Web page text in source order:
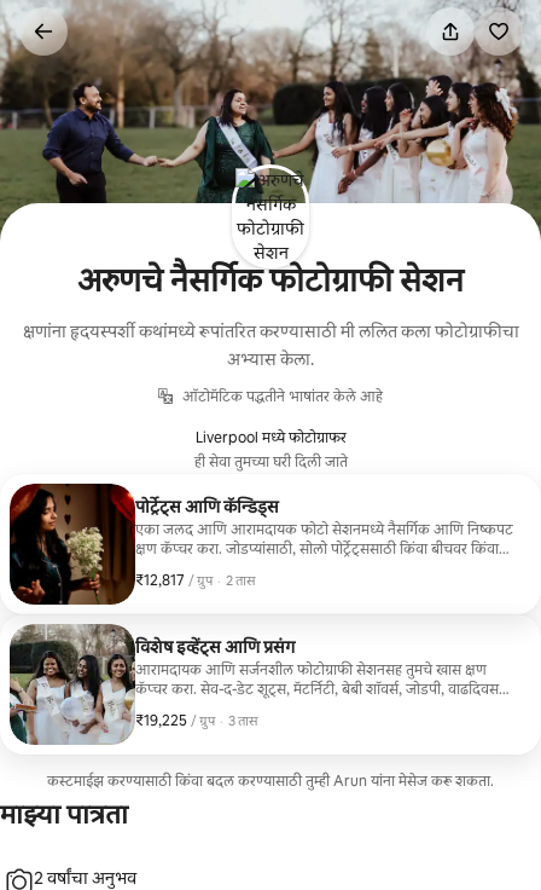
कंटेंटवर
जा
अरुणचे नैसर्गिक फोटोग्राफी सेशन
क्षणांना हृदयस्पर्शी कथांमध्ये रूपांतरित करण्यासाठी मी ललित कला फोटोग्राफीचा
अभ्यास केला.
ऑटोमॅटिक पद्धतीने भाषांतर केले आहे
Liverpool मध्ये फोटोग्राफर
ही सेवा तुमच्या घरी दिली जाते
पोर्ट्रेट्स आणि कॅन्डिड्स
एका जलद आणि आरामदायक फोटो सेशनमध्ये नैसर्गिक आणि निष्कपट
क्षण कॅप्चर करा. जोडप्यांसाठी, सोलो पोर्ट्रेट्ससाठी किंवा बीचवर किंवा
मार्गदर्शन केलेले पोजेस, सर्जनशील रचना आणि सौम्य सिनेमॅटिक फील
आठवणींसाठी आदर्श.
₹12,817 / ग्रुप
₹12,817, प्रति ग्रुप
, · 2 तास
विशेष इव्हेंट्स आणि प्रसंग
आरामदायक आणि सर्जनशील फोटोग्राफी सेशनसह तुमचे खास क्षण
कॅप्चर करा. सेव-द-डेट शूट्स, मॅटर्निटी, बेबी शॉवर्स, जोडपी, वाढदिवस
जपण्यासाठी नैसर्गिक कॅंडिड शॉट्स, गाईडेड पोझेस आणि सॉफ्ट
₹19,225 / ग्रुप
₹19,225, प्रति ग्रुप
, · 3 तास
कस्टमाईझ करण्यासाठी किंवा बदल करण्यासाठी तुम्ही Arun यांना मेसेज करू शकता.
माझ्या पात्रता
2 वर्षांचा अनुभव